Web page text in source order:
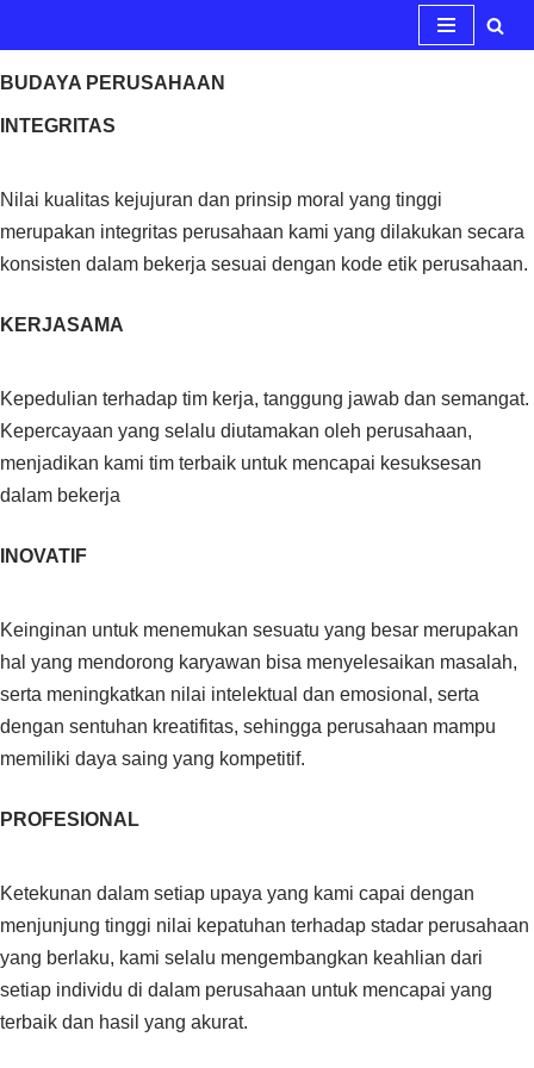
konten
BUDAYA PERUSAHAAN
INTEGRITAS
Nilai kualitas kejujuran dan prinsip moral yang tinggi
merupakan integritas perusahaan kami yang dilakukan secara
konsisten dalam bekerja sesuai dengan kode etik perusahaan.
KERJASAMA
Kepedulian terhadap tim kerja, tanggung jawab dan semangat.
Kepercayaan yang selalu diutamakan oleh perusahaan,
menjadikan kami tim terbaik untuk mencapai kesuksesan
dalam bekerja
INOVATIF
Keinginan untuk menemukan sesuatu yang besar merupakan
hal yang mendorong karyawan bisa menyelesaikan masalah,
serta meningkatkan nilai intelektual dan emosional, serta
dengan sentuhan kreatifitas, sehingga perusahaan mampu
memiliki daya saing yang kompetitif.
PROFESIONAL
Ketekunan dalam setiap upaya yang kami capai dengan
menjunjung tinggi nilai kepatuhan terhadap stadar perusahaan
yang berlaku, kami selalu mengembangkan keahlian dari
setiap individu di dalam perusahaan untuk mencapai yang
terbaik dan hasil yang akurat.